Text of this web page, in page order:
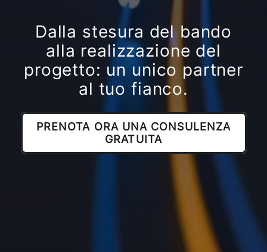
Dalla stesura del bando
alla realizzazione del
progetto: un unico partner
al tuo fianco.
PRENOTA ORA UNA CONSULENZA
GRATUITA